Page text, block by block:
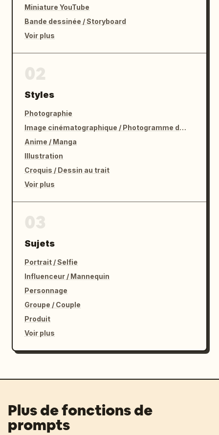
Miniature YouTube
Bande dessinée / Storyboard
Voir plus
Styles
Photographie
Image cinématographique / Photogramme de film
Anime / Manga
Illustration
Croquis / Dessin au trait
Voir plus
Sujets
Portrait / Selfie
Influenceur / Mannequin
Personnage
Groupe / Couple
Produit
Voir plus
Plus de fonctions de
prompts